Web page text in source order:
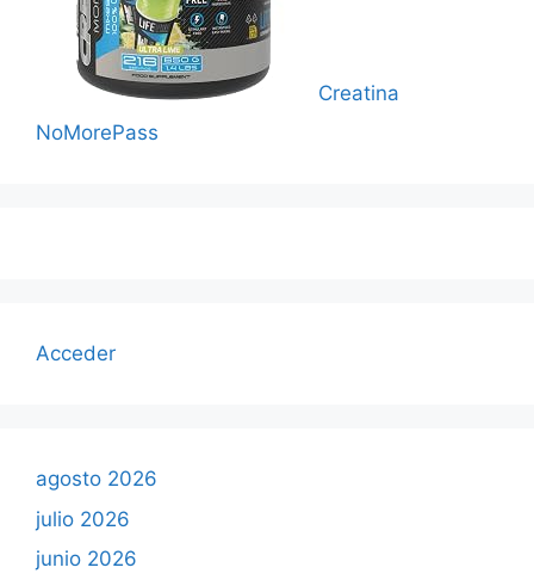
Creatina
NoMorePass
Acceder
agosto 2026
julio 2026
junio 2026